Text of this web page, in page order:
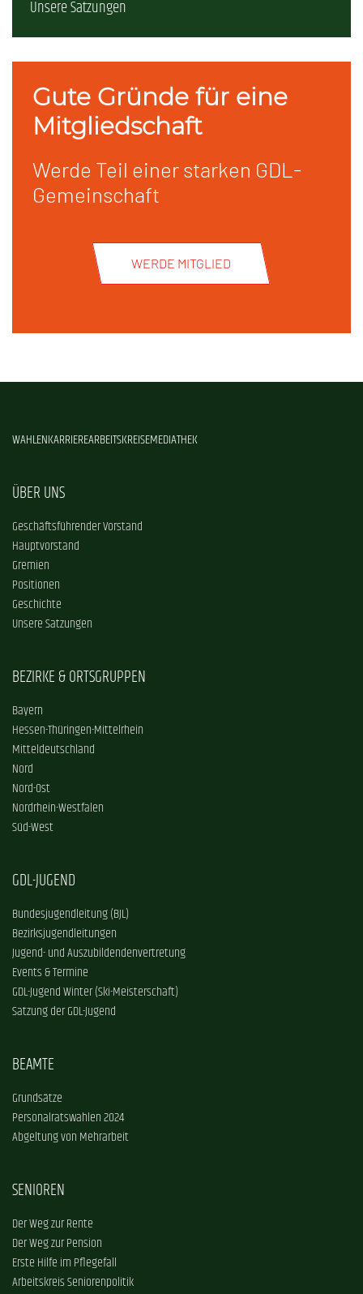
Unsere Satzungen
Gute Gründe für eine
Mitgliedschaft
Werde Teil einer starken GDL-
Gemeinschaft
WERDE MITGLIED
WAHLENKARRIEREARBEITSKREISEMEDIATHEK
ÜBER UNS
Geschäftsführender Vorstand
Hauptvorstand
Gremien
Positionen
Geschichte
Unsere Satzungen
BEZIRKE & ORTSGRUPPEN
Bayern
Hessen-Thüringen-Mittelrhein
Mitteldeutschland
Nord
Nord-Ost
Nordrhein-Westfalen
Süd-West
GDL-JUGEND
Bundesjugendleitung (BJL)
Bezirksjugendleitungen
Jugend- und Auszubildendenvertretung
Events & Termine
GDL-Jugend Winter (Ski-Meisterschaft)
Satzung der GDL-Jugend
BEAMTE
Grundsätze
Personalratswahlen 2024
Abgeltung von Mehrarbeit
SENIOREN
Der Weg zur Rente
Der Weg zur Pension
Erste Hilfe im Pflegefall
Arbeitskreis Seniorenpolitik